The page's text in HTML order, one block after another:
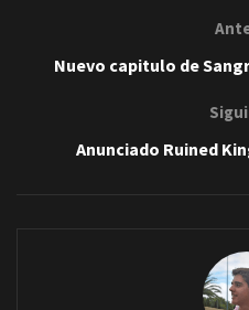
Nuevo capitulo de
Anunciado Ruined